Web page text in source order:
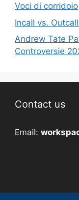
Voci di corridoio
Incall vs.
Andrew Tate
Controversie
Contact us
Email: